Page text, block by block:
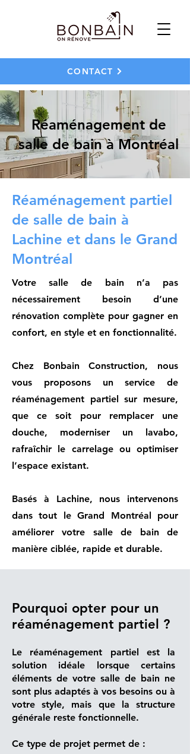
CONTACT
Réaménagement de
salle de bain à Montréal
Réaménagement partiel
de salle de bain à
Lachine et dans le Grand
Montréal
Votre salle de bain n’a pas
nécessairement besoin d’une
rénovation complète pour gagner en
confort, en style et en fonctionnalité.
Chez Bonbain Construction, nous
vous proposons un service de
réaménagement partiel sur mesure,
que ce soit pour remplacer une
douche, moderniser un lavabo,
rafraîchir le carrelage ou optimiser
l’espace existant.
Basés à Lachine, nous intervenons
dans tout le Grand Montréal pour
améliorer votre salle de bain de
manière ciblée, rapide et durable.
Pourquoi opter pour un
réaménagement partiel ?
Le réaménagement partiel est la
solution idéale lorsque certains
éléments de votre salle de bain ne
sont plus adaptés à vos besoins ou à
votre style, mais que la structure
générale reste fonctionnelle.
Ce type de projet permet de :